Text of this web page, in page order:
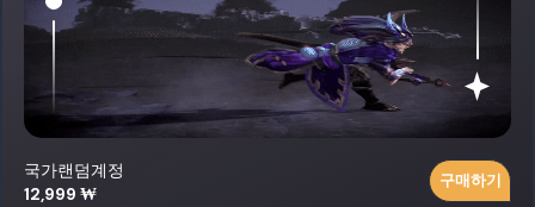
국가랜덤계정
12,999 ₩
구매하기